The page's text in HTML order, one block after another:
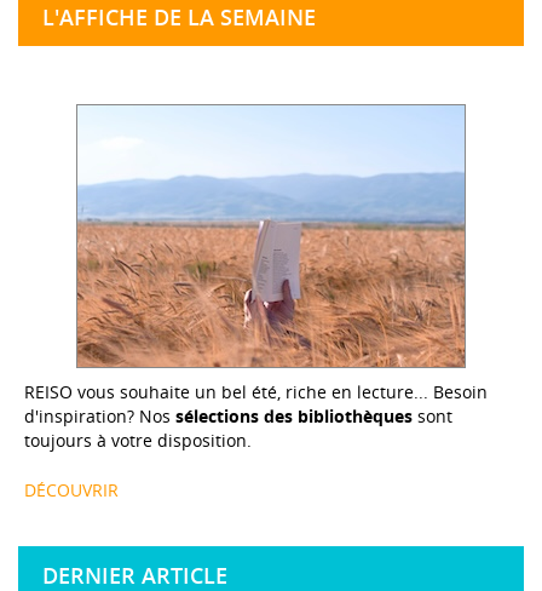
L'AFFICHE DE LA SEMAINE
REISO vous souhaite un bel été, riche en lecture... Besoin
d'inspiration? Nos sélections des bibliothèques sont
toujours à votre disposition.
DÉCOUVRIR
DERNIER ARTICLE